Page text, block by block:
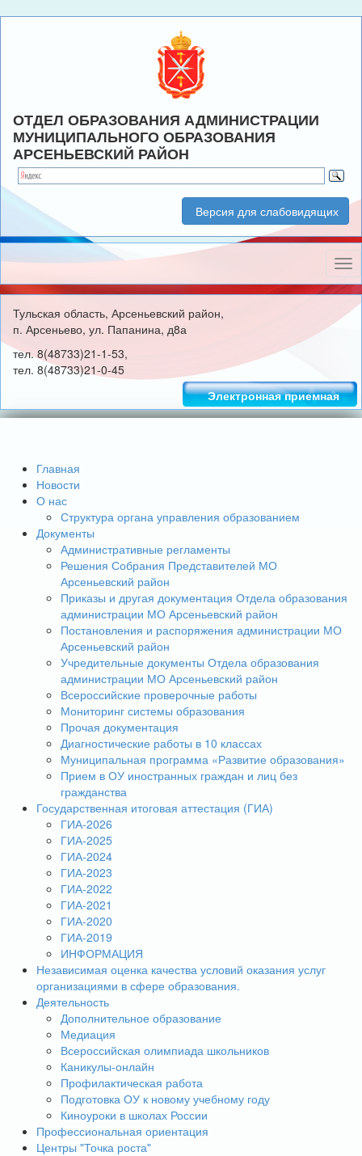
ОТДЕЛ ОБРАЗОВАНИЯ АДМИНИСТРАЦИИ
МУНИЦИПАЛЬНОГО ОБРАЗОВАНИЯ
АРСЕНЬЕВСКИЙ РАЙОН
Версия для слабовидящих
Тульская область, Арсеньевский район,
п. Арсеньево, ул. Папанина, д8а
тел. 8(48733)21-1-53,
тел. 8(48733)21-0-45
Электронная приемная
Главная
Новости
О нас
Структура органа управления образованием
Документы
Административные регламенты
Решения Собрания Представителей МО
Арсеньевский район
Приказы и другая документация Отдела образования
администрации МО Арсеньевский район
Постановления и распоряжения администрации МО
Арсеньевский район
Учредительные документы Отдела образования
администрации МО Арсеньевский район
Всероссийские проверочные работы
Мониторинг системы образования
Прочая документация
Диагностические работы в 10 классах
Муниципальная программа «Развитие образования»
Прием в ОУ иностранных граждан и лиц без
гражданства
Государственная итоговая аттестация (ГИА)
ГИА-2026
ГИА-2025
ГИА-2024
ГИА-2023
ГИА-2022
ГИА-2021
ГИА-2020
ГИА-2019
ИНФОРМАЦИЯ
Независимая оценка качества условий оказания услуг
организациями в сфере образования.
Деятельность
Дополнительное образование
Медиация
Всероссийская олимпиада школьников
Каникулы-онлайн
Профилактическая работа
Подготовка ОУ к новому учебному году
Киноуроки в школах России
Профессиональная ориентация
Центры "Точка роста"